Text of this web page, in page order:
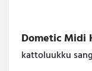
Dometic Midi
kattoluukku